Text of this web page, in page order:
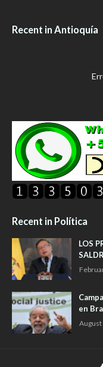
Recent in Antioquía
Recent in Política
LOS
en
August